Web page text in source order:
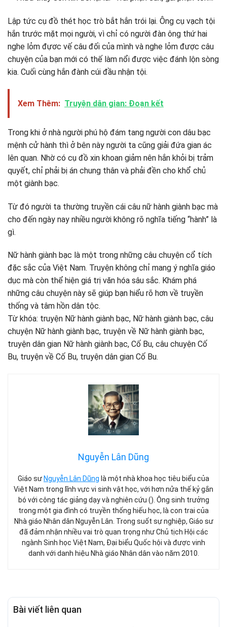
Lập tức cụ đồ thét học trò bắt hắn trói lại. Ông cụ vạch tội
hắn trước mặt mọi người, vì chỉ có người đàn ông thứ hai
nghe lỏm đựơc vế câu đối của mình và nghe lỏm được câu
chuyện của bạn mới có thế làm nổi được việc đánh lộn sòng
kia. Cuối cùng hắn đành cúi đầu nhận tội.
Xem Thêm: Truyện dân gian: Đoạn kết
Trong khi ở nhà người phú hộ đám tang người con dâu bạc
mệnh cử hành thì ở bên này người ta cũng giải đứa gian ác
lên quan. Nhờ có cụ đồ xin khoan giảm nên hắn khỏi bị trảm
quyết, chỉ phải bị án chung thân và phải đền cho khổ chủ
một giành bạc.
Từ đó người ta thường truyền cái câu nữ hành giành bạc mà
cho đến ngày nay nhiều người không rõ nghĩa tiếng “hành” là
gì.
Nữ hành giành bạc là một trong những câu chuyện cổ tích
đặc sắc của Việt Nam. Truyện không chỉ mang ý nghĩa giáo
dục mà còn thể hiện giá trị văn hóa sâu sắc. Khám phá
những câu chuyện này sẽ giúp bạn hiểu rõ hơn về truyền
thống và tâm hồn dân tộc.
Từ khóa: truyện Nữ hành giành bạc, Nữ hành giành bạc, câu
chuyện Nữ hành giành bạc, truyện về Nữ hành giành bạc,
truyện dân gian Nữ hành giành bạc, Cố Bu, câu chuyện Cố
Bu, truyện về Cố Bu, truyện dân gian Cố Bu.
Nguyễn Lân Dũng
Giáo sư Nguyễn Lân Dũng là một nhà khoa học tiêu biểu của
Việt Nam trong lĩnh vực vi sinh vật học, với hơn nửa thế kỷ gắn
bó với công tác giảng dạy và nghiên cứu (). Ông sinh trưởng
trong một gia đình có truyền thống hiếu học, là con trai của
Nhà giáo Nhân dân Nguyễn Lân. Trong suốt sự nghiệp, Giáo sư
đã đảm nhận nhiều vai trò quan trọng như Chủ tịch Hội các
ngành Sinh học Việt Nam, Đại biểu Quốc hội và được vinh
danh với danh hiệu Nhà giáo Nhân dân vào năm 2010.
Bài viết liên quan